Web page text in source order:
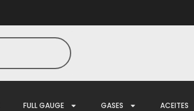
FULL GAUGE GASES ACEITES